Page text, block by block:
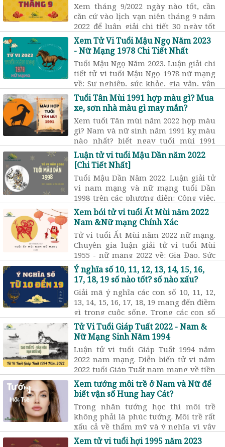
Xem tháng 9/2022 ngày nào tốt, cần
căn cứ vào lịch vạn niên tháng 9 năm
2022 để luận giải chi tiết 30 ngày tốt
hay xấu? lựa chọn ngày tốt sinh con,
mua xe, cưới hỏi …
Xem Tử Vi Tuổi Mậu Ngọ Năm 2023
- Nữ Mạng 1978 Chi Tiết Nhất
Tuổi Mậu Ngọ Năm 2023. Luận giải chi
tiết tử vi tuổi Mậu Ngọ 1978 nữ mạng
về: Sự nghiệp, sức khỏe, gia vận, vận
hạn, chi tiết 12 tháng trong năm 2023
Tuổi Tân Mùi 1991 hợp màu gì? Mua
xe, sơn nhà màu gì may mắn?
Xem tuổi Tân mùi năm 2022 hợp màu
gì? Nam và nữ sinh năm 1991 kỵ màu
nào nhất? biết ngay tuổi mùi 1991
mua xe màu gì hợp? sơn nhà màu
nào tốt? nên đeo vòng màu gì? may
mắn.
Luận tử vi tuổi Mậu Dần năm 2022
[Chi Tiết Nhất]
Tuổi Mậu Dần Năm 2022. Luận giải tử
vi nam mạng và nữ mạng tuổi Dần
1998 trên các phương diện: Công việc,
sức khỏe, tình cảm, vận hạn trong
năm mới 2022.
Xem bói tử vi tuổi Ất Mùi năm 2022
Nam &Nữ mạng Chính Xác
Tử vi tuổi Ất Mùi năm 2022 nữ mạng.
Chuyên gia luận giải tử vi tuổi Mùi
1955 - nữ mạng 2022 về: Gia Đạo, Sức
khỏe, Sao hạn chiếu mệnh,
Ý nghĩa số 10, 11, 12, 13, 14, 15, 16,
17, 18, 19 số nào tốt? số nào xấu?
Giải mã ý nghĩa các con số 10, 11, 12,
13, 14, 15, 16, 17, 18, 19 mang đến điềm
gì trong cuộc sống. Trong các con số
từ 10 đến 19 số nào là số may mắn, số
nào là số xui xẻo?
Tử Vi Tuổi Giáp Tuất 2022 - Nam &
Nữ Mạng Sinh Năm 1994
Luận tử vi tuổi Giáp Tuất 1994 năm
2022 nam mạng. Diễn biến tử vi năm
2022 tuổi Giáp Tuất nam mạng về tiền
bạc, công danh, gia đạo và sức ...
Xem tướng môi trề ở Nam và Nữ để
biết vận số Hung hay Cát?
Trong nhân tướng học thì môi trề
không phải là phúc tướng. Môi trề rất
xấu cả về thẩm mỹ và ý nghĩa vì vậy
khi gặp tướng này cần phải có biện
Xem tử vi tuổi hợi 1995 năm 2023